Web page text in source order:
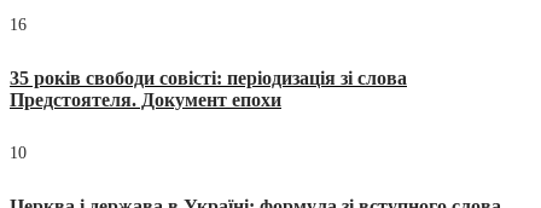
16
35 років свободи совісті: періодизація зі слова
Предстоятеля. Документ епохи
10